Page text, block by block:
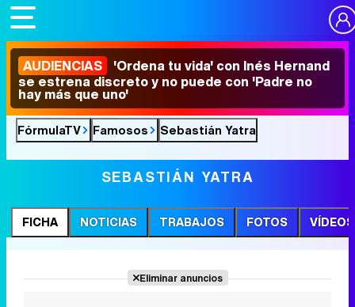
AUDIENCIAS 'Ordena tu vida' con Inés Hernand
se estrena discreto y no puede con 'Padre no
hay más que uno'
FórmulaTV Famosos Sebastián Yatra
SEBASTIÁN YATRA
FICHA NOTICIAS TRABAJOS FOTOS VÍDEOS
Eliminar anuncios